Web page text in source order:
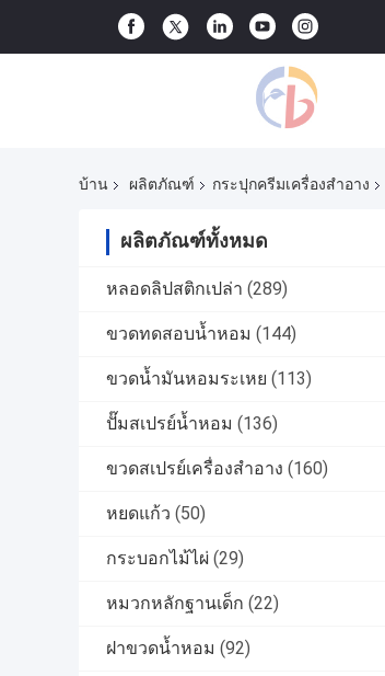
บ้าน ผลิตภัณฑ์ กระปุกครีมเครื่องสำอาง
ผลิตภัณฑ์ทั้งหมด
หลอดลิปสติกเปล่า (289)
ขวดทดสอบน้ำหอม (144)
ขวดน้ำมันหอมระเหย (113)
ปั๊มสเปรย์น้ำหอม (136)
ขวดสเปรย์เครื่องสำอาง (160)
หยดแก้ว (50)
กระบอกไม้ไผ่ (29)
หมวกหลักฐานเด็ก (22)
ฝาขวดน้ำหอม (92)